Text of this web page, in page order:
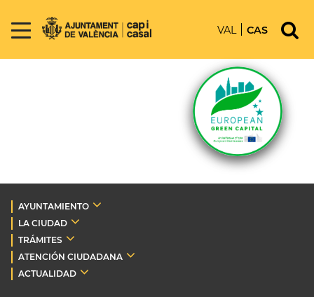
VAL CAS
AYUNTAMIENTO
LA CIUDAD
TRÁMITES
ATENCIÓN CIUDADANA
ACTUALIDAD